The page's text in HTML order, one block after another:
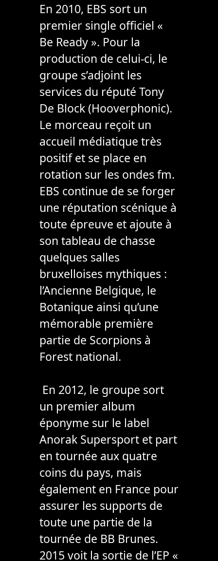
En 2010, EBS sort un
premier single officiel «
Be Ready ». Pour la
production de celui-ci, le
groupe s’adjoint les
services du réputé Tony
De Block (Hooverphonic).
Le morceau reçoit un
accueil médiatique très
positif et se place en
rotation sur les ondes fm.
EBS continue de se forger
une réputation scénique à
toute épreuve et ajoute à
son tableau de chasse
quelques salles
bruxelloises mythiques :
l’Ancienne Belgique, le
Botanique ainsi qu’une
mémorable première
partie de Scorpions à
Forest national.
En 2012, le groupe sort
un premier album
éponyme sur le label
Anorak Supersport et part
en tournée aux quatre
coins du pays, mais
également en France pour
assurer les supports de
toute une partie de la
tournée de BB Brunes.
2015 voit la sortie de l’EP «